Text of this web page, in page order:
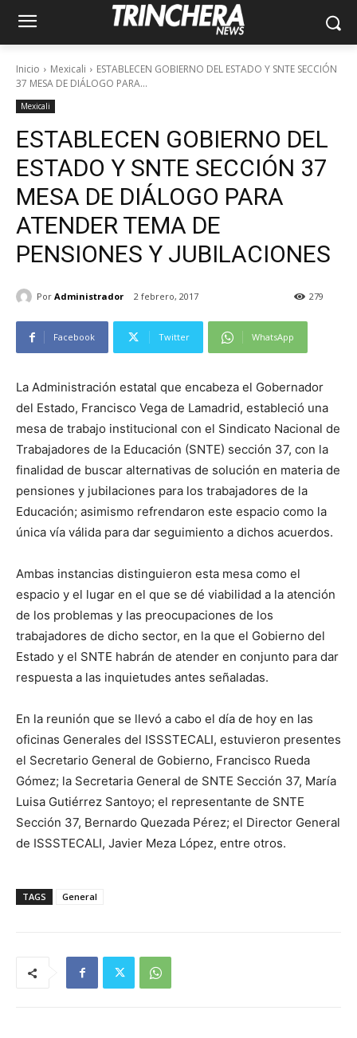
Inicio Mexicali
ESTABLECEN GOBIERNO DEL ESTADO Y SNTE SECCIÓN
37 MESA DE DIÁLOGO PARA...
Mexicali
ESTABLECEN GOBIERNO DEL
ESTADO Y SNTE SECCIÓN 37
MESA DE DIÁLOGO PARA
ATENDER TEMA DE
PENSIONES Y JUBILACIONES
Por Administrador 2 febrero, 2017 279
Facebook Twitter WhatsApp
La Administración estatal que encabeza el Gobernador
del Estado, Francisco Vega de Lamadrid, estableció una
mesa de trabajo institucional con el Sindicato Nacional de
Trabajadores de la Educación (SNTE) sección 37, con la
finalidad de buscar alternativas de solución en materia de
pensiones y jubilaciones para los trabajadores de la
Educación; asimismo refrendaron este espacio como la
única vía válida para dar seguimiento a dichos acuerdos.
Ambas instancias distinguieron esta mesa como el
espacio y el lugar en el que se dé viabilidad a la atención
de los problemas y las preocupaciones de los
trabajadores de dicho sector, en la que el Gobierno del
Estado y el SNTE habrán de atender en conjunto para dar
respuesta a las inquietudes antes señaladas.
En la reunión que se llevó a cabo el día de hoy en las
oficinas Generales del ISSSTECALI, estuvieron presentes
el Secretario General de Gobierno, Francisco Rueda
Gómez; la Secretaria General de SNTE Sección 37, María
Luisa Gutiérrez Santoyo; el representante de SNTE
Sección 37, Bernardo Quezada Pérez; el Director General
de ISSSTECALI, Javier Meza López, entre otros.
TAGS General